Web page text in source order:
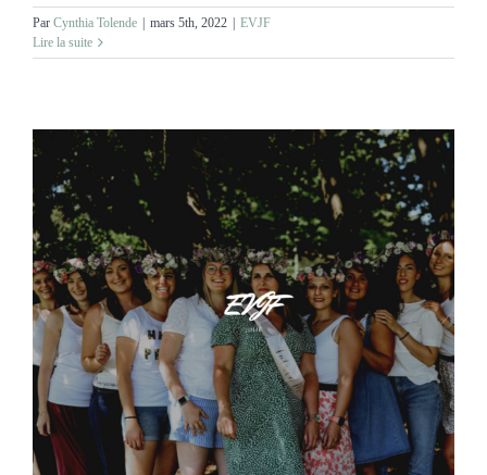
Par Cynthia Tolende | mars 5th, 2022 | EVJF
Lire la suite